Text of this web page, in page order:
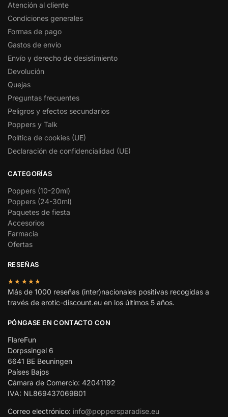
Atención al cliente
Condiciones generales
Formas de pago
Gastos de envío
Envío y derecho de desistimiento
Devolución
Quejas
Preguntas frecuentes
Peligros y efectos secundarios
Poppers y Talk
Política de cookies (UE)
Declaración de confidencialidad (UE)
CATEGORÍAS
Poppers (10-20ml)
Poppers (24-30ml)
Paquetes de fiesta
Accesorios
Farmacia
Ofertas
RESEÑAS
★★★★★
Más de 1000 reseñas (inter)nacionales positivas recogidas a
través de erotic-discount.eu en los últimos 5 años.
PÓNGASE EN CONTACTO CON
FlareFun
Dorpssingel 6
6641 BE Beuningen
Países Bajos
Cámara de Comercio: 42041192
IVA: NL869437069B01
Correo electrónico: info@poppersparadise.eu